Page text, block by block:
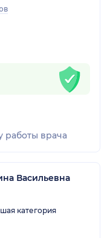
работы врача
Васильевна
категория